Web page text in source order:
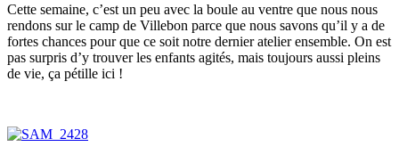
Cette semaine, c’est un peu avec la boule au ventre que nous nous
rendons sur le camp de Villebon parce que nous savons qu’il y a de
fortes chances pour que ce soit notre dernier atelier ensemble. On est
pas surpris d’y trouver les enfants agités, mais toujours aussi pleins
de vie, ça pétille ici !